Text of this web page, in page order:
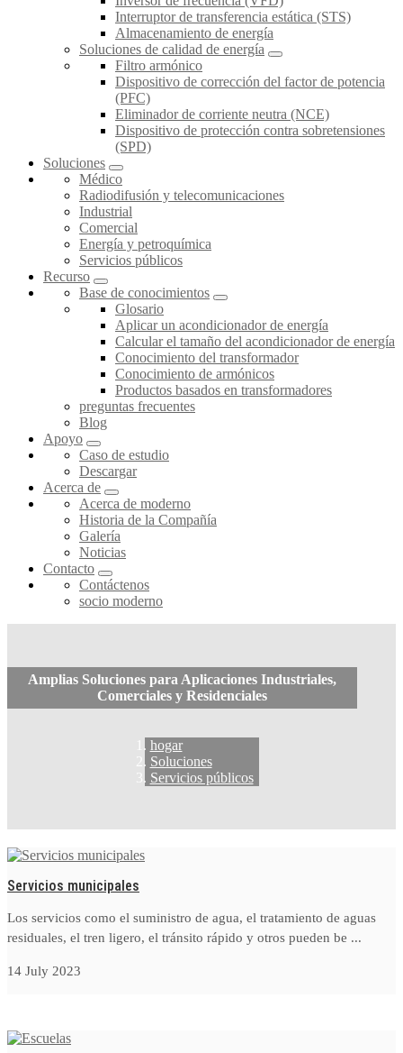
Interruptor de transferencia estática (STS)
Almacenamiento de energía
Soluciones de calidad de energía
Filtro armónico
Dispositivo de corrección del factor de potencia
(PFC)
Eliminador de corriente neutra (NCE)
Dispositivo de protección contra sobretensiones
(SPD)
Soluciones
Médico
Radiodifusión y telecomunicaciones
Industrial
Comercial
Energía y petroquímica
Servicios públicos
Recurso
Base de conocimientos
Glosario
Aplicar un acondicionador de energía
Calcular el tamaño del acondicionador de energía
Conocimiento del transformador
Conocimiento de armónicos
Productos basados en transformadores
preguntas frecuentes
Blog
Apoyo
Caso de estudio
Descargar
Acerca de
Acerca de moderno
Historia de la Compañía
Galería
Noticias
Contacto
Contáctenos
socio moderno
Amplias Soluciones para Aplicaciones Industriales,
Comerciales y Residenciales
hogar
Soluciones
Servicios públicos
Servicios municipales
Los servicios como el suministro de agua, el tratamiento de aguas
residuales, el tren ligero, el tránsito rápido y otros pueden be ...
14 July 2023